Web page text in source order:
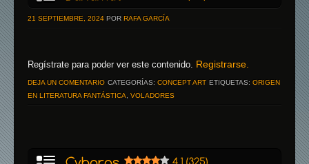
21 SEPTIEMBRE, 2024 POR RAFA GARCÍA
Regístrate para poder ver este contenido. Registrarse.
DEJA UN COMENTARIO CATEGORÍAS: CONCEPT ART ETIQUETAS: ORIGEN
EN LITERATURA FANTÁSTICA
VOLADORES